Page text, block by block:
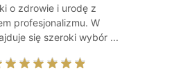
o zdrowie i urodę z
profesjonalizmu. W
się szeroki wybór ...